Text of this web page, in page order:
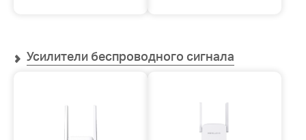
Усилители беспроводного сигнала